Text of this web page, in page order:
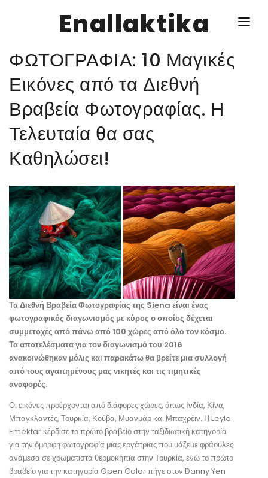
Enallaktika
NEWS
ΥΓΕΙΑ
ΣΥΝΤΑΓΕΣ
ΔΙΑΦΟΡΑ
ΕΝΑΛΛΑΚΤΙΚΑ
ΑΥΤΑΡΚΕΙΑ
ΣΧΕΣΕΙΣ
ΚΑΛΛΙΕΡΓΕΙΕΣ
ΦΩΤΟΓΡΑΦΙΑ: 10 Μαγικές
Εικόνες από τα Διεθνή
Βραβεία Φωτογραφίας. Η
Τελευταία θα σας
Καθηλώσει!
Τα Διεθνή Βραβεία Φωτογραφίας της Siena είναι ένας
φωτογραφικός διαγωνισμός με κύρος ο οποίος δέχεται
συμμετοχές από πάνω από 100 χώρες από όλο τον κόσμο.
Τα αποτελέσματα για τον διαγωνισμό του 2016
ανακοινώθηκαν μόλις και παρακάτω θα βρείτε μια συλλογή
από τους αγαπημένους μας νικητές και τις τιμητικές
αναφορές.
Οι εικόνες προέρχονται από διάφορες χώρες, όπως Ινδία, Κίνα,
Μπαγκλαντές, Τουρκία, Κούβα, Μυανμάρ και Μπαχρέιν. Η Leyla
Emektar κέρδισε το πρώτο βραβείο στην ταξιδιωτική κατηγορία
για την όμορφη φωτογραφία μιας εργάτριας που μάζευε φράουλες
ανάμεσα σε χρωματιστά θερμοκήπια στην Τουρκία, ενώ το πρώτο
βραβείο για την κατηγορία Open Color πήγε στον Danny Yen